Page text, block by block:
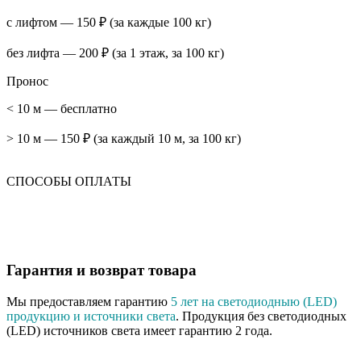
с лифтом — 150 ₽ (за каждые 100 кг)
без лифта — 200 ₽ (за 1 этаж, за 100 кг)
Пронос
< 10 м — бесплатно
> 10 м — 150 ₽ (за каждый 10 м, за 100 кг)
СПОСОБЫ ОПЛАТЫ
Гарантия и возврат товара
Мы предоставляем гарантию 5 лет на светодиодныю (LED)
продукцию и источники света. Продукция без светодиодных
(LED) источников света имеет гарантию 2 года.